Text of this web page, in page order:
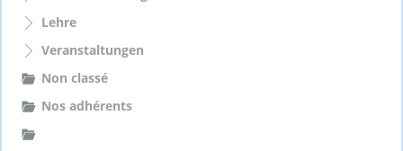
Lehre
Veranstaltungen
Non classé
Nos adhérents